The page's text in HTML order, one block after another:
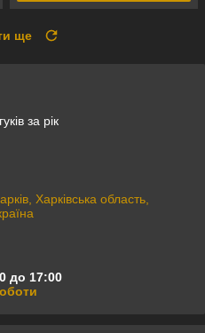
ще
за рік
Харківська область,
до 17:00